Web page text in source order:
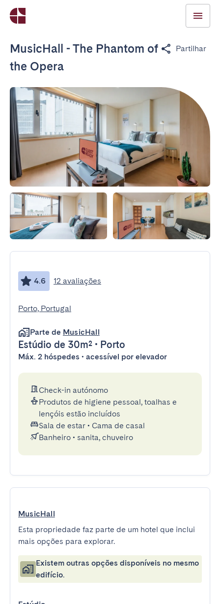
MusicHall - The Phantom of
the Opera
Partilhar
4.6 12 avaliações
Porto, Portugal
Parte de MusicHall
Estúdio de 30m² • Porto
Máx. 2 hóspedes • acessível por elevador
Check-in autónomo
Produtos de higiene pessoal, toalhas e
lençóis estão incluídos
Sala de estar • Cama de casal
Banheiro • sanita, chuveiro
MusicHall
Esta propriedade faz parte de um hotel que inclui
mais opções para explorar.
Existem outras opções disponíveis no mesmo
edifício.